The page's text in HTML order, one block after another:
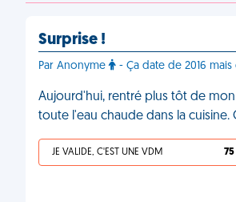
Surprise !
Par Anonyme - Ça date de 2016
Aujourd'hui, rentré plus tôt de
toute l'eau chaude dans la
JE VALIDE, C'EST UNE VDM 75